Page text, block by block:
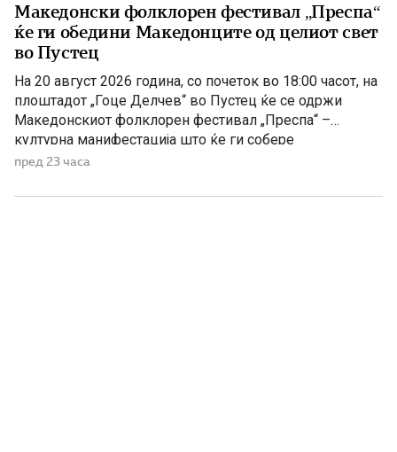
Македонски фолклорен фестивал „Преспа“
ќе ги обедини Македонците од целиот свет
во Пустец
На 20 август 2026 година, со почеток во 18:00 часот, на
плоштадот „Гоце Делчев“ во Пустец ќе се одржи
Македонскиот фолклорен фестивал „Преспа“ –
културна манифестација што ќе ги собере
Македонците од Македонија, Албанија и дијаспората во
Фестивалот ќе биде можност за промоција на богатото
пред 23 часа